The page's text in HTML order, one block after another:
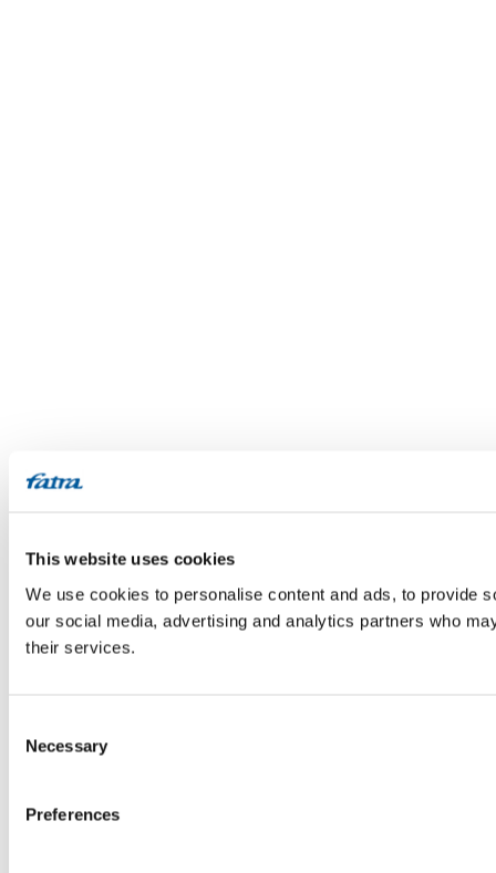
This website uses cookies
We use cookies to personalise content and ads, to provide
our social media, advertising and analytics partners who
their services.
Selection
Necessary
Preferences